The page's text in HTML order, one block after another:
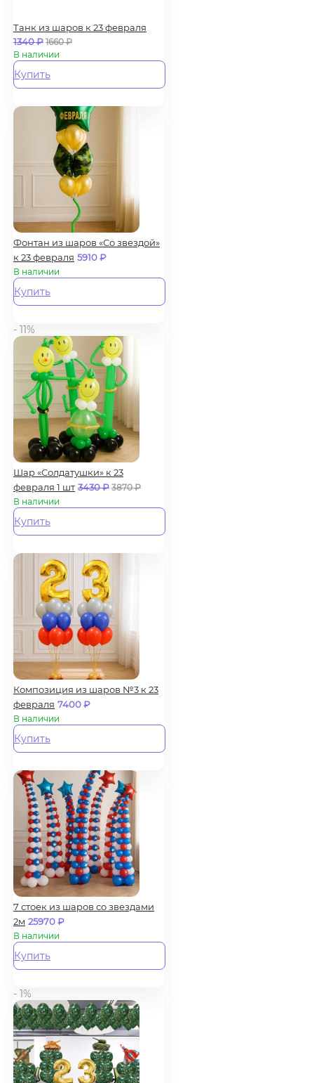
Танк из шаров к 23 февраля
1340₽ 1660₽
В наличии
Купить
Фонтан из шаров «Со звездой»
к 23 февраля 5910₽
В наличии
Купить
- 11%
Шар «Солдатушки» к 23
февраля 1 шт 3430₽ 3870₽
В наличии
Купить
Композиция из шаров №3 к 23
февраля 7400₽
В наличии
Купить
7 стоек из шаров со звездами
2м 25970₽
В наличии
Купить
- 1%